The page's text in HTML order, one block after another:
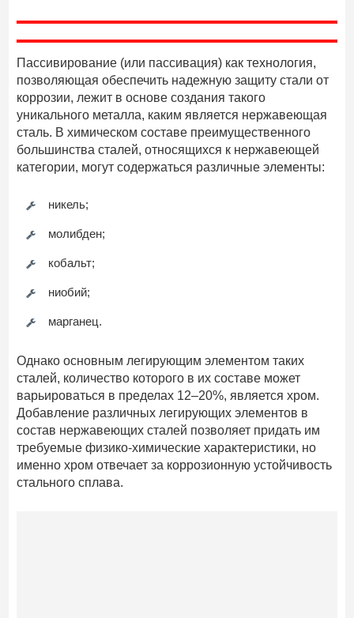
Пассивирование (или пассивация) как технология,
позволяющая обеспечить надежную защиту стали от
коррозии, лежит в основе создания такого
уникального металла, каким является нержавеющая
сталь. В химическом составе преимущественного
большинства сталей, относящихся к нержавеющей
категории, могут содержаться различные элементы:
никель;
молибден;
кобальт;
ниобий;
марганец.
Однако основным легирующим элементом таких
сталей, количество которого в их составе может
варьироваться в пределах 12–20%, является хром.
Добавление различных легирующих элементов в
состав нержавеющих сталей позволяет придать им
требуемые физико-химические характеристики, но
именно хром отвечает за коррозионную устойчивость
стального сплава.